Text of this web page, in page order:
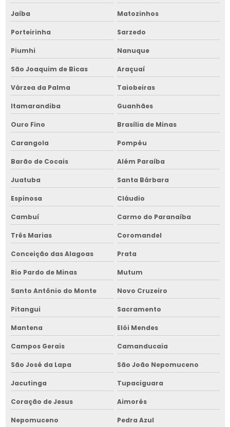
Montador de silos
Montagem de armazém graneleiro na bahia
Montagem de armazém graneleiro no nordeste
Montagem de base de silos
Montagem de base de silos na bahia
Montagem de base de silos no nordeste
Montagem de cavaqueira para fornalha
Montagem de cavaqueira para fornalha na bahia
Montagem de cavaqueira para fornalha no nordeste
Montagem dos silos
Montagem dos silos na bahia
Montagem de equipamentos para armazenar grãos no
nordeste
Montagem de fornalha para grãos
Montagem de fornalha para grãos na bahia
Montagem de fornalha para grãos no nordeste
Jaíba Matozinhos
Porteirinha Sarzedo
Piumhi Nanuque
São Joaquim de Bicas Araçuaí
Várzea da Palma Taiobeiras
Itamarandiba Guanhães
Ouro Fino Brasília de Minas
Carangola Pompéu
Barão de Cocais Além Paraíba
Juatuba Santa Bárbara
Espinosa Cláudio
Cambuí Carmo do Paranaíba
Três Marias Coromandel
Conceição das Alagoas Prata
Rio Pardo de Minas Mutum
Santo Antônio do Monte Novo Cruzeiro
Pitangui Sacramento
Mantena Elói Mendes
Campos Gerais Camanducaia
São José da Lapa São João Nepomuceno
Jacutinga Tupaciguara
Coração de Jesus Aimorés
Nepomuceno Pedra Azul